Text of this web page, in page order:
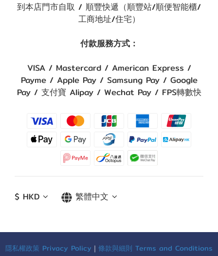
到本店門市自取 / 順豐快遞（順豐站/順便智能櫃/
工商地址/住宅）
付款服務方式：
VISA / Mastercard / American Express /
Payme / Apple Pay / Samsung Pay / Google
Pay / 支付寶 Alipay / Wechat Pay / FPS轉數快
$ HKD 繁體中文
隱私權政策 Privacy Policy ｜ 條款與細則 Terms and Conditions